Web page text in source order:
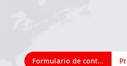
Formulario de contacto